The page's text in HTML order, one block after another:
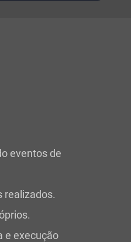
eventos de
realizados.
e execução